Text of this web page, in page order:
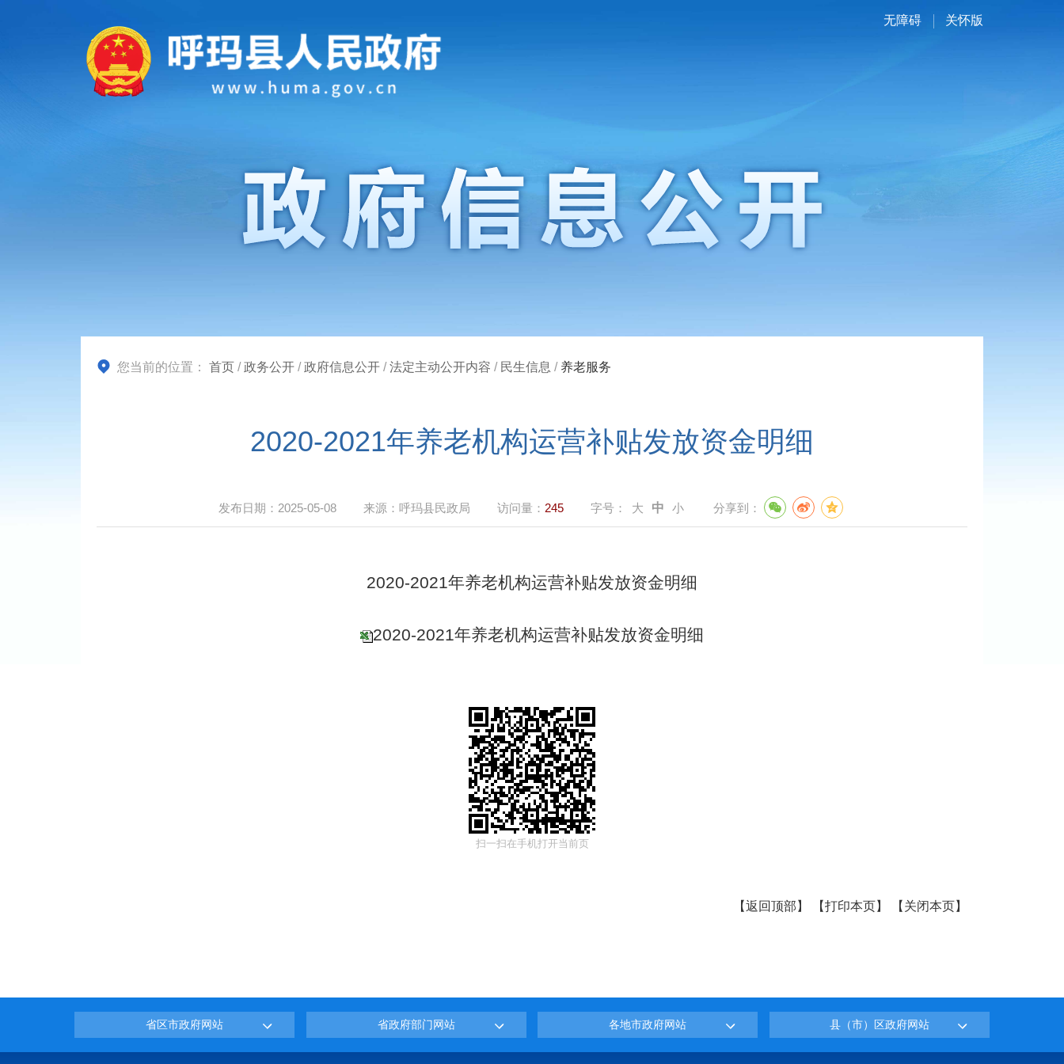
无障碍 关怀版
您当前的位置： 首页 /政务公开 /政府信息公开 /法定主动公开内容 / 民生信息 / 养老服务
2020-2021年养老机构运营补贴发放资金明细
发布日期： 2025-05-08 来源： 呼玛县民政局 访问量： 245 字号： 大 中 小 分享到：
2020-2021年养老机构运营补贴发放资金明细
2020-2021年养老机构运营补贴发放资金明细
扫一扫在手机打开当前页
【返回顶部 】 【打印本页】 【 关闭本页】
省区市政府网站 省政府部门网站 各地市政府网站 县（市）区政府网站